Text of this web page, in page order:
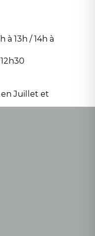
à 13h / 14h à
Juillet et